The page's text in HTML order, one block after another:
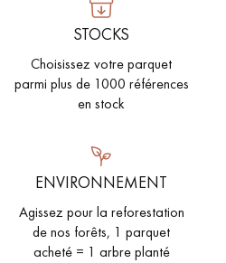
STOCKS
Choisissez votre parquet
parmi plus de 1000 références
en stock
ENVIRONNEMENT
Agissez pour la reforestation
de nos forêts, 1 parquet
acheté = 1 arbre planté